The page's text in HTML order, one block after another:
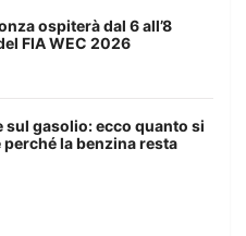
ospiterà dal 6 all’8
FIA WEC 2026
sul gasolio: ecco quanto si
la benzina resta